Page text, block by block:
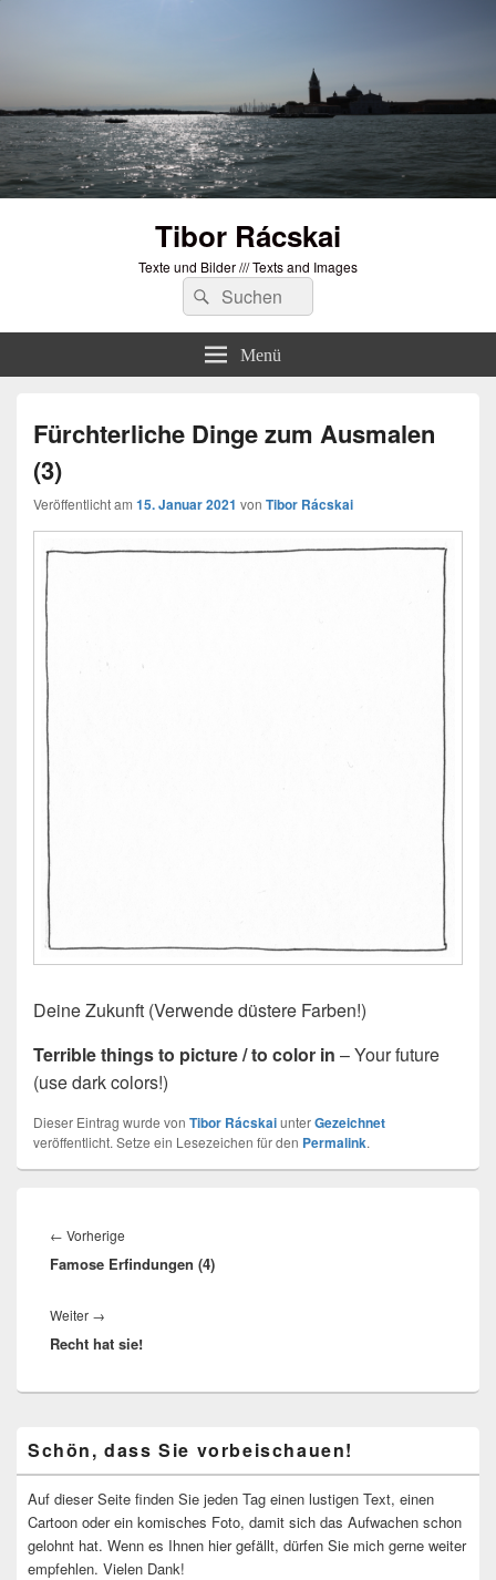
Tibor Rácskai
Texte und Bilder /// Texts and Images
Suchen
nach:
Suchen
Menü
Fürchterliche Dinge zum Ausmalen
(3)
Veröffentlicht am 15. Januar 2021 von Tibor Rácskai
Deine Zukunft (Verwende düstere Farben!)
Terrible things to picture / to color in – Your future
(use dark colors!)
Dieser Eintrag wurde von Tibor RácskaiunterGezeichnet
veröffentlicht. Setze ein Lesezeichen für den Permalink.
← Vorherige
Beitrag:
Famose Erfindungen (4)
Weiter →
Beitrag:
Recht hat sie!
Seitenleisten-
Widgetbereich
Schön, dass Sie vorbeischauen!
Auf dieser Seite finden Sie jeden Tag einen lustigen Text, einen
Cartoon oder ein komisches Foto, damit sich das Aufwachen schon
gelohnt hat. Wenn es Ihnen hier gefällt, dürfen Sie mich gerne weiter
empfehlen. Vielen Dank!